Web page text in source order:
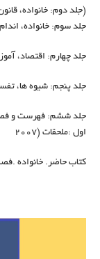
(جلد دوم: خانواده،
جلد سوم: خانواده،
جلد چهارم: اقتصاد،
جلد پنجم: شیوه ها،
جلد ششم: فهرست و
اول :ملحقات (2007
کتاب حاضر. خانواده